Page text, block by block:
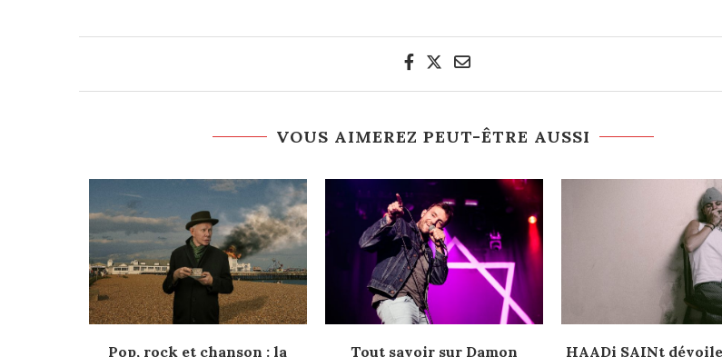
VOUS AIMEREZ PEUT-ÊTRE AUSSI
Pop, rock et chanson : la Tout savoir sur Damon HAADi SAINt